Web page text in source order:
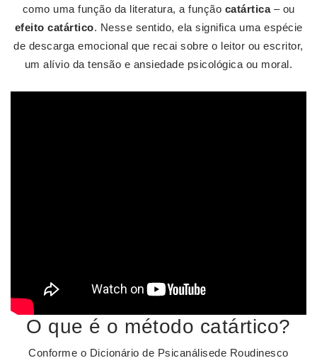
como uma função da literatura, a função catártica– ou
efeito catártico. Nesse sentido, ela significa uma espécie
de descarga emocional que recai sobre o leitor ou escritor,
um alívio da tensão e ansiedade psicológica ou moral.
O que é o método catártico?
Conforme o Dicionário de Psicanálisede Roudinesco